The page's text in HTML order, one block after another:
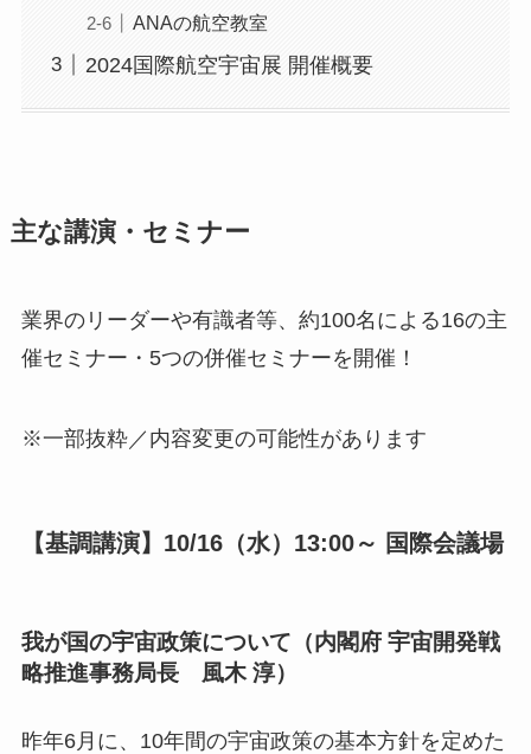
ANAの航空教室
2024国際航空宇宙展 開催概要
主な講演・セミナー
業界のリーダーや有識者等、約100名による16の主
催セミナー・5つの併催セミナーを開催！
※一部抜粋／内容変更の可能性があります
【基調講演】10/16（水）13:00～ 国際会議場
我が国の宇宙政策について（内閣府 宇宙開発戦
略推進事務局長 風木 淳）
昨年6月に、10年間の宇宙政策の基本方針を定めた